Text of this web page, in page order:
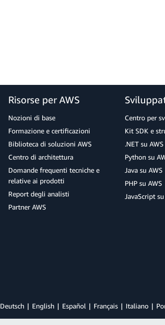
Risorse per AWS
Nozioni di base
Formazione e certificazioni
Biblioteca di soluzioni AWS
Centro di architettura
Domande frequenti tecniche e
relative ai prodotti
Report degli analisti
Partner AWS
Centro per
Kit SDK e
.NET su AWS
Python su
Java su AWS
PHP su AWS
JavaScript
Deutsch English Español Français Italiano